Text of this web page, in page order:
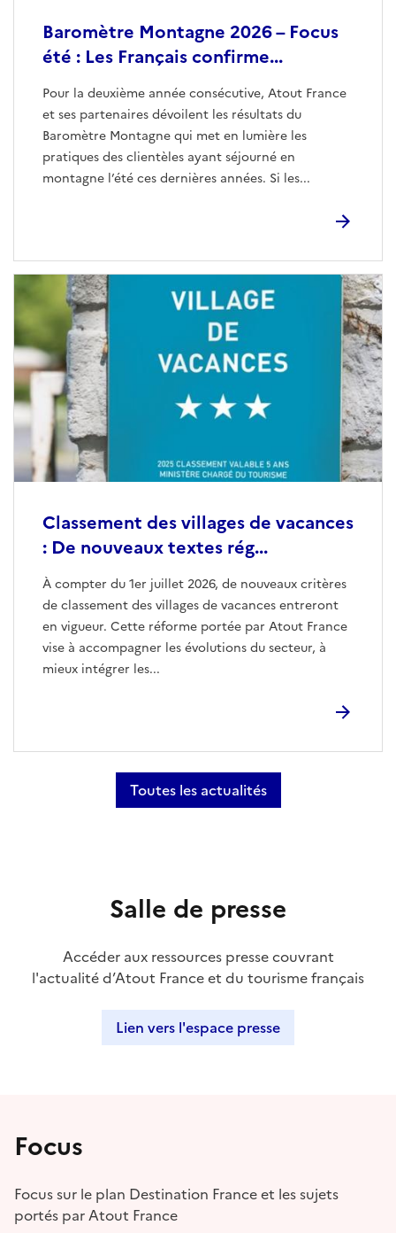
Baromètre Montagne 2026 – Focus
été : Les Français confirme...
Pour la deuxième année consécutive, Atout France
et ses partenaires dévoilent les résultats du
Baromètre Montagne qui met en lumière les
pratiques des clientèles ayant séjourné en
montagne l’été ces dernières années. Si les...
Classement des villages de vacances
: De nouveaux textes rég...
À compter du 1er juillet 2026, de nouveaux critères
de classement des villages de vacances entreront
en vigueur. Cette réforme portée par Atout France
vise à accompagner les évolutions du secteur, à
mieux intégrer les...
Toutes les actualités
Salle de presse
Accéder aux ressources presse couvrant
l'actualité d’Atout France et du tourisme français
Lien vers l'espace presse
Focus
Focus sur le plan Destination France et les sujets
portés par Atout France